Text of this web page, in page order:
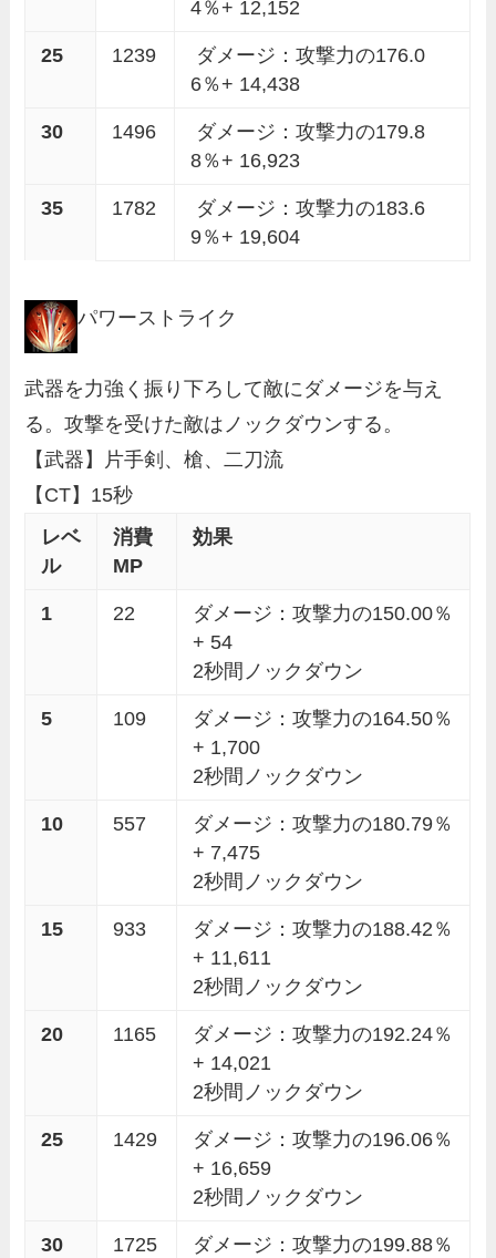
4％+ 12,152
25 1239
ダメージ：攻撃力の176.0
6％+ 14,438
30 1496
ダメージ：攻撃力の179.8
8％+ 16,923
35 1782
ダメージ：攻撃力の183.6
9％+ 19,604
パワーストライク
武器を力強く振り下ろして敵にダメージを与え
る。攻撃を受けた敵はノックダウンする。
【武器】片手剣、槍、二刀流
【CT】15秒
レベ
ル
消費
MP
効果
1 22
ダメージ：攻撃力の150.00％
+ 54
2秒間ノックダウン
5 109
ダメージ：攻撃力の164.50％
+ 1,700
2秒間ノックダウン
10 557
ダメージ：攻撃力の180.79％
+ 7,475
2秒間ノックダウン
15 933
ダメージ：攻撃力の188.42％
+ 11,611
2秒間ノックダウン
20 1165
ダメージ：攻撃力の192.24％
+ 14,021
2秒間ノックダウン
25 1429
ダメージ：攻撃力の196.06％
+ 16,659
2秒間ノックダウン
30 1725
ダメージ：攻撃力の199.88％